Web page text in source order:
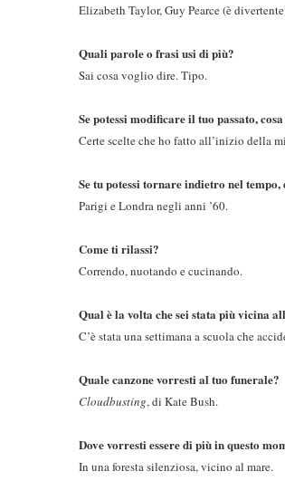
Elizabeth Taylor, Guy Pearce (è
Quali parole o frasi usi di più?
Sai cosa voglio dire. Tipo.
Se potessi modificare il tuo passato,
Certe scelte che ho fatto all’inizio della
Se tu potessi tornare indietro nel
Parigi e Londra negli anni ’60.
Come ti rilassi?
Correndo, nuotando e cucinando.
Qual è la volta che sei stata più vicina
C’è stata una settimana a scuola che
Quale canzone vorresti al tuo funerale?
Cloudbusting, di Kate Bush.
Dove vorresti essere di più in questo
In una foresta silenziosa, vicino al mare.